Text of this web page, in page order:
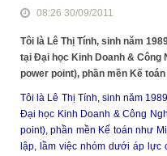
08:26 30/09/2011
Tôi là Lê Thị Tính, sinh năm
tại Đại học Kinh Doanh & Công
power point), phần mền Kế
Tôi là Lê Thị Tính, sinh năm
Đại học Kinh Doanh & Công
point), phần mền Kế toán như
lập, lầm việc nhóm dưới áp lực